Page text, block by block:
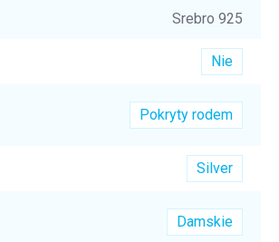
Srebro 925
Nie
Pokryty rodem
Silver
Damskie